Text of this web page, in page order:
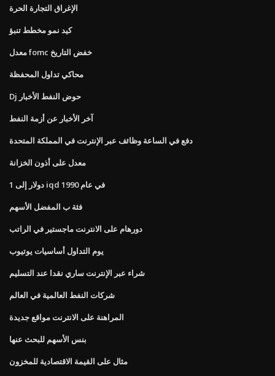
الإغراق التجارة الحرة
كيد نمو مخطط تنبؤ
معدل fomc خفض التاريخ
محاكي تداول المحفظة
Dj حوض النفط الأخبار
آخر الأخبار عن أزمة النفط
دفع في الساعة وظائف عبر الإنترنت في المملكة المتحدة
معدل على أذون الخزانة
1 دولار إلى iqd في عام 1990
فئة ب المفضل الأسهم
دورهام على الانترنت ماجستير في الراتب
يوم التداول أساسيات يوتيوب
شراء عبر الإنترنت ساري نقدا عند التسليم
شركات النفط العالمية في العالم
المراهنة على الانترنت مواقع جديدة
بنس الأسهم للبحث عنها
مثال على القيمة الاقتصادية للمخزون